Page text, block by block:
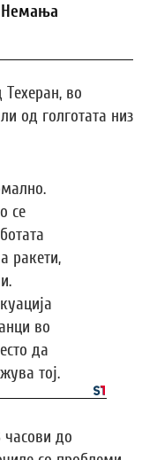
Немања
во
од голготата низ
се
ракети,
во
да
тој.
часови до